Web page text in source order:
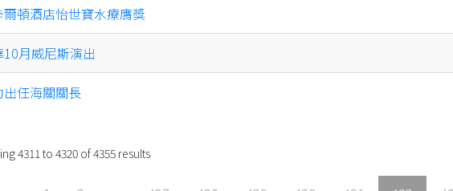
爾頓酒店怡世寶水療膺獎
10月威尼斯演出
出任海關關長
4311to4320 of4355 results